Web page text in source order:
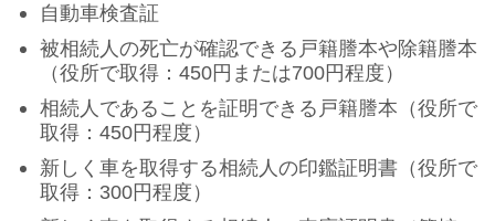
自動車検査証
被相続人の死亡が確認できる戸籍謄本や除籍謄本
（役所で取得：450円または700円程度）
相続人であることを証明できる戸籍謄本 （役所で
取得：450円程度）
新しく車を取得する相続人の印鑑証明書 （役所で
取得：300円程度）